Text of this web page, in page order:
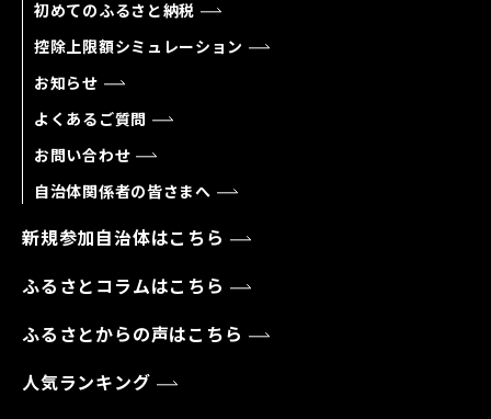
初めてのふるさと納税
控除上限額シミュレーション
お知らせ
よくあるご質問
お問い合わせ
自治体関係者の皆さまへ
新規参加自治体はこちら
ふるさとコラムはこちら
ふるさとからの声はこちら
人気ランキング